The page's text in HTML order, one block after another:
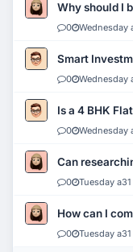
Why should I
0 Wednesday
Smart
0 Wednesday
Is a 4 BHK
0 Wednesday
Can
0 Tuesday a31
How can I
0 Tuesday